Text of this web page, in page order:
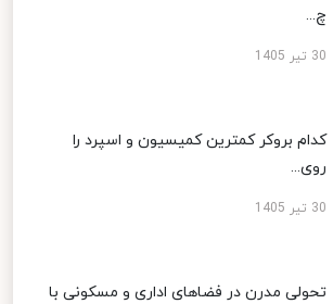
چ...
30 تیر 1405
کدام بروکر کمترین کمیسیون و اسپرد را
روی...
30 تیر 1405
تحولی مدرن در فضاهای اداری و مسکونی با